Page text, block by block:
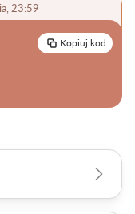
23:59
Kopiuj kod